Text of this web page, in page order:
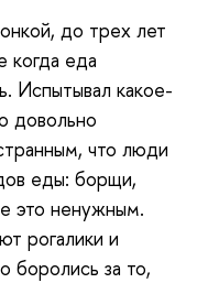
до трех лет
когда еда
Испытывал какое-
довольно
что люди
еды: борщи,
это ненужным.
рогалики и
боролись за то,